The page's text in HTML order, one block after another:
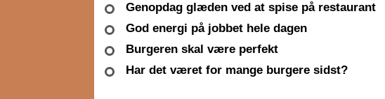
Genopdag glæden ved at spise på restaurant
God energi på jobbet hele dagen
Burgeren skal være perfekt
Har det været for mange burgere sidst?